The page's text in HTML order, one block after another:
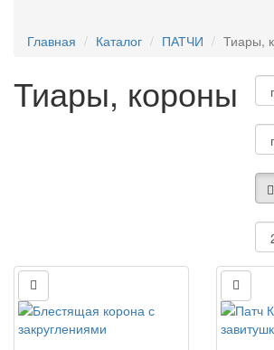
Главная
Каталог ПАТЧИ Тиары,
Тиары, короны